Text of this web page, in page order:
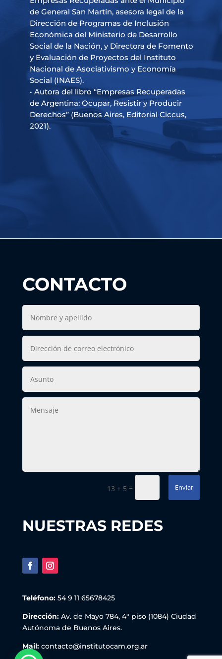
de General San Martín, asesora legal de la
Dirección de Programas de Inclusión
Económica del Ministerio de Desarrollo
Social de la Nación, y Directora de Fomento
y Evaluación de Proyectos del Instituto
Nacional de Asociativismo y Economía
Social (INAES).
• Autora del libro “Empresas Recuperadas
de Argentina: Ocupar, Resistir y Producir
Derechos” (Buenos Aires, Editorial Ciccus,
2021).
CONTACTO
13 + 5 = Enviar
NUESTRAS REDES
Teléfono: 54 9 11 65678425
Dirección:Av. de Mayo 784, 4° piso (1084) Ciudad
Autónoma de Buenos Aires.
Mail:contacto@institutocam.org.ar